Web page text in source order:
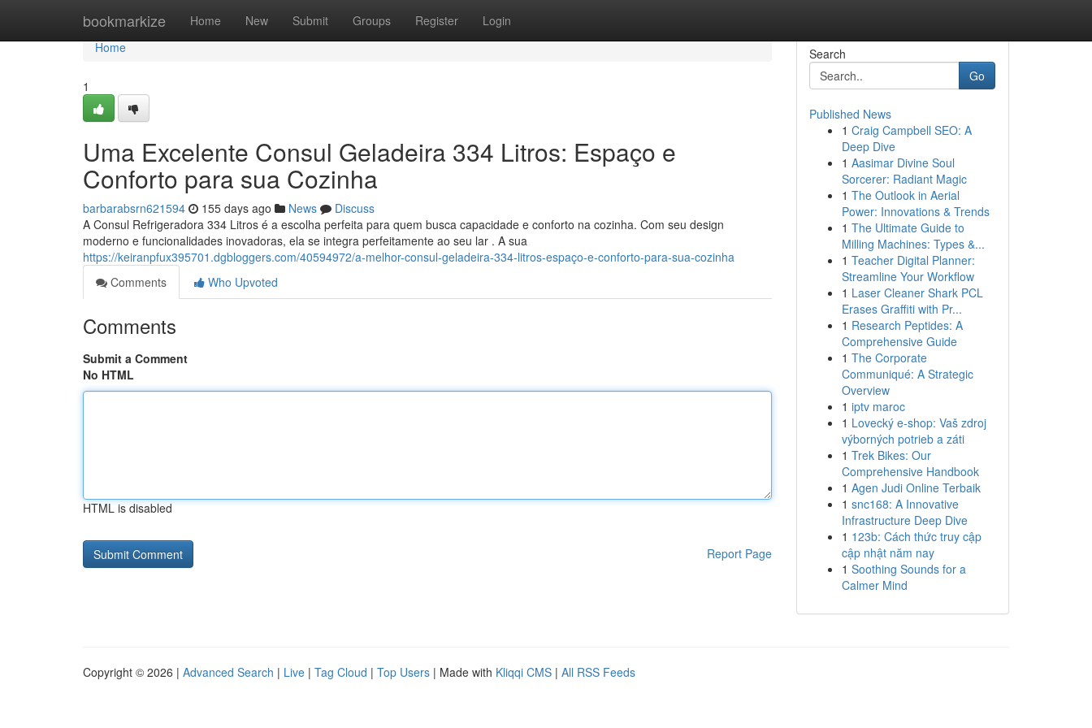
bookmarkize Home New Submit Groups Register Login
Home
Home
1
Uma Excelente Consul Geladeira 334 Litros: Espaço e
Conforto para sua Cozinha
barbarabsrn621594 155 days ago News
Discuss
A Consul Refrigeradora 334 Litros é a escolha perfeita para quem busca capacidade e conforto na cozinha. Com seu design
moderno e funcionalidades inovadoras, ela se integra perfeitamente ao seu lar . A sua
https://keiranpfux395701.dgbloggers.com/40594972/a-melhor-consul-geladeira-334-litros-espaço-e-conforto-para-sua-cozinha
Comments
Who Upvoted
Comments
Submit a Comment
No HTML
HTML is disabled
Report Page
Search
Go
Published News
1 Craig Campbell SEO: A
Deep Dive
1 Aasimar Divine Soul
Sorcerer: Radiant Magic
1 The Outlook in Aerial
Power: Innovations & Trends
1 The Ultimate Guide to
Milling Machines: Types &...
1 Teacher Digital Planner:
Streamline Your Workflow
1 Laser Cleaner Shark PCL
Erases Graffiti with Pr...
1 Research Peptides: A
Comprehensive Guide
1 The Corporate
Communiqué: A Strategic
Overview
1 iptv maroc
1 Lovecký e-shop: Vaš zdroj
výborných potrieb a záti
1 Trek Bikes: Our
Comprehensive Handbook
1 Agen Judi Online Terbaik
1 snc168: A Innovative
Infrastructure Deep Dive
1 123b: Cách thức truy cập
cập nhật năm nay
1 Soothing Sounds for a
Calmer Mind
Copyright © 2026 | Advanced Search | Live | Tag Cloud | Top Users | Made with Kliqqi CMS | All RSS Feeds